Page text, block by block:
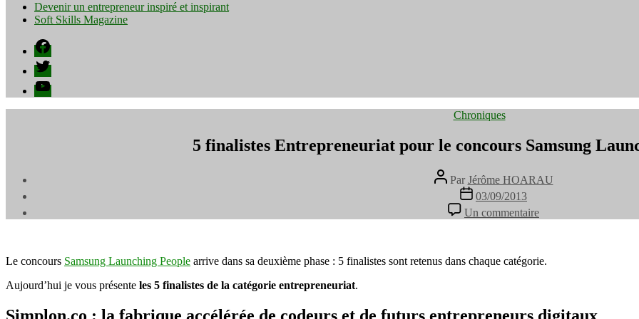
Devenir un entrepreneur inspiré et inspirant
Soft Skills Magazine
Facebook
Twitter
YouTube
Catégories
Chroniques
5 finalistes Entrepreneuriat pour le concours Samsung
Auteur
de
l’article
Par Jérôme HOARAU
Date
de
l’article
03/09/2013
Un commentaire
5
pour
Launching
Le concours Samsung Launching People arrive dans sa deuxième phase : 5 finalistes sont retenus dans chaque catégorie.
Aujourd’hui je vous présente les 5 finalistes de la catégorie entrepreneuriat.
Simplon.co : la fabrique accélérée de codeurs et de futurs entrepreneurs digitaux